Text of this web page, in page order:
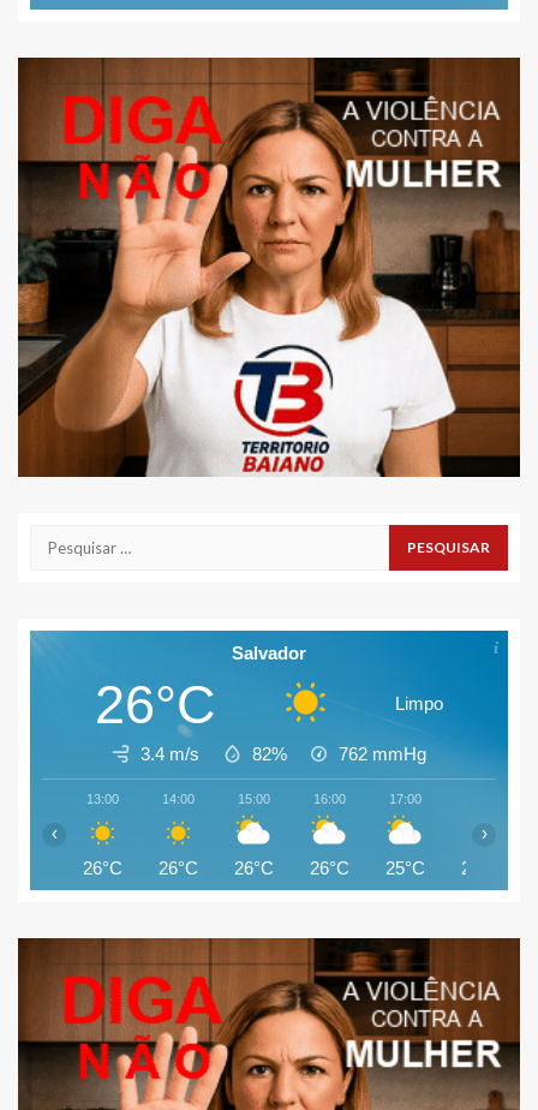
Pesquisar
Salvador
26°C Limpo
3.4 m/s 82% 762 mmHg
13:00
26°C
14:00
26°C
15:00
26°C
16:00
26°C
17:00
25°C 25°C
‹ ›